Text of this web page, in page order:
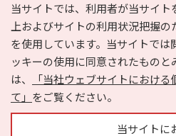
当サイトでは、利用者が当サイ
上およびサイトの利用状況把握の
を使用しています。当サイトでは
ッキーの使用に同意されたもの
は、
「当社ウェブサイトにおけ
て」 をご覧ください。
当サイトに
e-NAVITA（イーナビタ）とは？
利用規約
個人情報の取り扱い
サイトマップ
広告掲載に